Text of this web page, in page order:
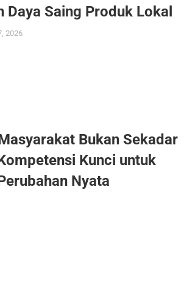
Daya Saing Produk Lokal
2026
Bukan Sekadar
Kunci untuk
Nyata